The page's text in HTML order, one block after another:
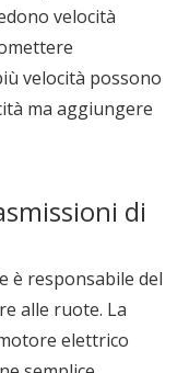
velocità
velocità possono
ma aggiungere
di
è responsabile del
alle ruote. La
elettrico